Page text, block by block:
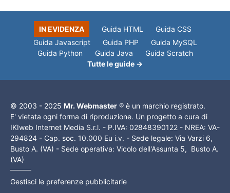
IN EVIDENZA Guida HTML
Guida CSS
Guida Javascript
Guida PHP
Guida MySQL
Guida Python
Guida Java
Guida Scratch
Tutte le guide →
© 2003 - 2025 Mr. Webmaster ® è un marchio registrato.
E' vietata ogni forma di riproduzione. Un progetto a cura di
IKIweb Internet Media S.r.l. - P.IVA: 02848390122 - NREA: VA-
294824 - Cap. soc. 10.000 Eu i.v. - Sede legale: Via Varzi 6,
Busto A. (VA) - Sede operativa: Vicolo dell'Assunta 5, Busto A.
(VA)
Gestisci le preferenze pubblicitarie